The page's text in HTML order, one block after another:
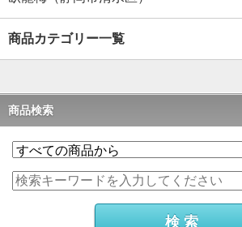
商品カテゴリー一覧
商品検索